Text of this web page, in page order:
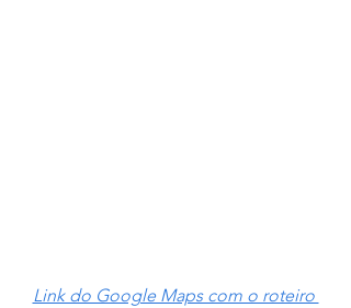
Link do Google Maps com o roteiro